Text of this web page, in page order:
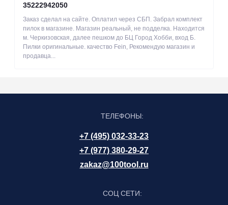
35222942050
Заказ сделал на сайте. Оплатил через СБП. Забрал комплект
пилок в магазине. Магазин реальный, не подделка. Находится
м. Черкизовская, далее пешком до БЦ Город Хобби, вход Б.
Пилки оригинальные. качество Fein, Рекомендую магазин и
продавца...
ТЕЛЕФОНЫ:
+7 (495) 032-33-23
+7 (977) 380-29-27
zakaz@100tool.ru
СОЦ СЕТИ: